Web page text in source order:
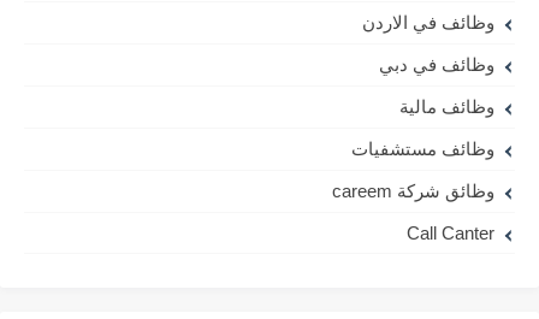
وظائف في الاردن
وظائف في دبي
وظائف مالية
وظائف مستشفيات
وظائق شركة careem
Call Canter